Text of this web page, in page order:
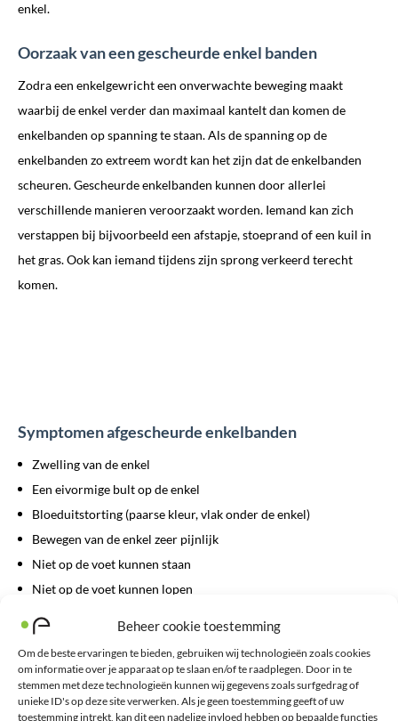
Beheer cookie toestemming
Om de beste ervaringen te bieden, gebruiken wij technologieën zoals cookies
om informatie over je apparaat op te slaan en/of te raadplegen. Door in te
stemmen met deze technologieën kunnen wij gegevens zoals surfgedrag of
unieke ID's op deze site verwerken. Als je geen toestemming geeft of uw
toestemming intrekt, kan dit een nadelige invloed hebben op bepaalde functies
enkel.
Oorzaak van een gescheurde enkel banden
Zodra een enkelgewricht een onverwachte beweging maakt
waarbij de enkel verder dan maximaal kantelt dan komen de
enkelbanden op spanning te staan. Als de spanning op de
enkelbanden zo extreem wordt kan het zijn dat de enkelbanden
scheuren. Gescheurde enkelbanden kunnen door allerlei
verschillende manieren veroorzaakt worden. Iemand kan zich
verstappen bij bijvoorbeeld een afstapje, stoeprand of een kuil in
het gras. Ook kan iemand tijdens zijn sprong verkeerd terecht
komen.
Symptomen afgescheurde enkelbanden
Zwelling van de enkel
Een eivormige bult op de enkel
Bloeduitstorting (paarse kleur, vlak onder de enkel)
Bewegen van de enkel zeer pijnlijk
Niet op de voet kunnen staan
Niet op de voet kunnen lopen
Behandeling gescheurde enkelbanden
Zorg ervoor dat de enkel gekoeld wordt met ijs. Let op! Dit heeft
alleen zin binnen het eerste half uur na het ontstaan van de